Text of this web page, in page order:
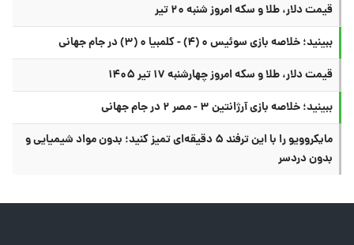
قیمت دلار، طلا و سکه امروز شنبه ۲۰ تیر
ببینید؛ خلاصه بازی سوئیس ۰ (۴) - کلمبیا ۰ (۳) در جام جهانی
قیمت دلار، طلا و سکه امروز چهارشنبه ۱۷ تیر ۱۴۰۵
ببینید؛ خلاصه بازی آرژانتین ۳ - مصر ۲ در جام جهانی
مایکروویو را با این ترفند ۵ دقیقه‌ای تمیز کنید؛ بدون مواد شیمیایی و
بدون دردسر